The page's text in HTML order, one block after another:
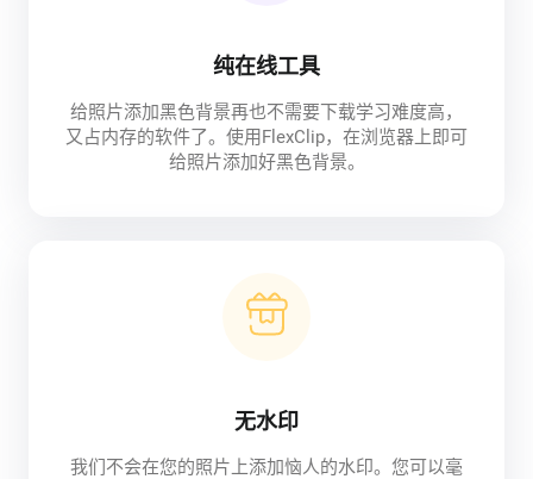
纯在线工具
给照片添加黑色背景再也不需要下载学习难度高，
又占内存的软件了。使用FlexClip，在浏览器上即可
给照片添加好黑色背景。
无水印
我们不会在您的照片上添加恼人的水印。您可以毫